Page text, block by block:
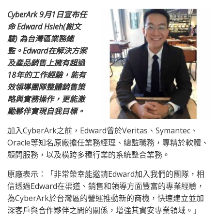
CyberArk 9月1日宣布任
命 Edward Hsieh(謝文
駿) 為台灣區業務總
監。Edward在解決方案
及產品銷售上擁有超過
18年的工作經驗，能有
效領導團隊整體銷售策
略與實務操作，更能激
勵夥伴實現自我目標。
加入CyberArk之前，Edward曾於Veritas、Symantec、
Oracle等知名原廠擔任業務經理、總監職務，專精於軟體、
顧問服務，以及橫跨多種行業的系統整合業務。
原廠表示：「非常榮幸能邀請Edward加入我們的團隊，相
信透過Edward在渠道、銷售和領導方面豐富的專業經驗，
為CyberArk於台灣區的營運推動新的商機，快速建立並加
深客戶與合作夥伴之間的關係，增強其資安專業領域。」